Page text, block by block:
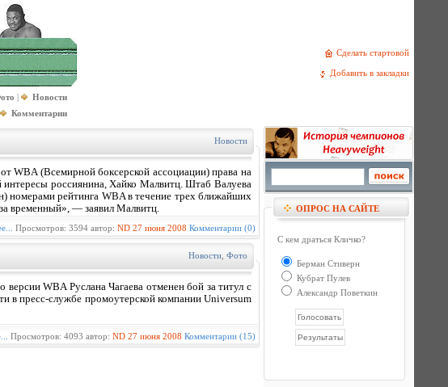
Сделать стартовой
Добавить в закладки
|
Новости
Комментарии
Новости
WBA (Всемирной боксерской ассоциации) права на
россиянина, Хайко Малвитц. Штаб Валуева
номерами рейтинга WBA в течение трех ближайших
временный», — заявил Малвитц.
Просмотров: 3594 автор: ND 27 июня 2008 Комментарии (0)
Новости Фото
WBA Руслана Чагаева отменен бой за титул с
в пресс-службе промоутерской компании Universum
Просмотров: 4093 автор: ND 27 июня 2008 Комментарии (15)
ОПРОС НА САЙТЕ
С кем драться Кличко?
Берман Стиверн
Кубрат Пулев
Александр Поветкин